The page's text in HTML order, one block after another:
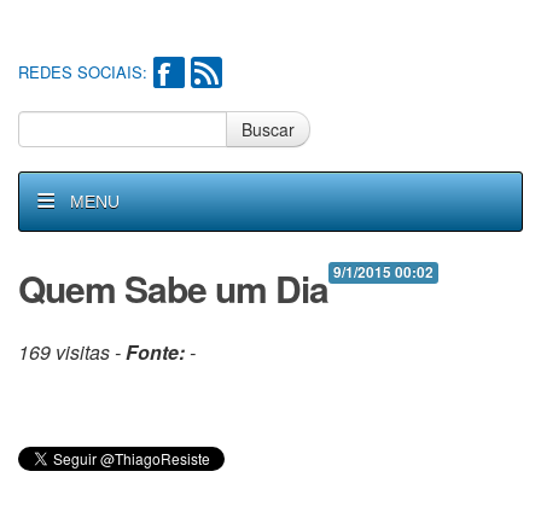
REDES SOCIAIS:
Buscar
MENU
9/1/2015 00:02
Quem Sabe um Dia
169 visitas -Fonte:-